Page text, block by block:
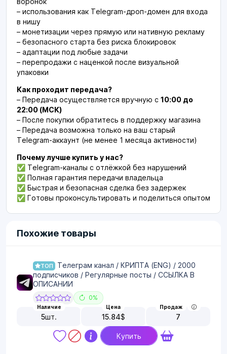
– использования как Telegram-дроп-домен для входа
в нишу
– монетизации через прямую или нативную рекламу
– безопасного старта без риска блокировок
– адаптации под любые задачи
– перепродажи с наценкой после визуальной
упаковки
Как проходит передача?
– Передача осуществляется вручную с 10:00 до
22:00 (МСК)
– После покупки обратитесь в поддержку магазина
– Передача возможна только на ваш старый
Telegram-аккаунт (не менее 1 месяца активности)
Почему лучше купить у нас?
✅ Telegram-каналы с отлёжкой без нарушений
✅ Полная гарантия передачи владельца
✅ Быстрая и безопасная сделка без задержек
✅ Готовы проконсультировать и поделиться опытом
Похожие товары
ТОП
Телеграм канал / КРИПТА (ENG) / 2000
подписчиков / Регулярные посты / ССЫЛКА В
ОПИСАНИИ
0%
Наличие
5шт.
Цена
15.84$
Продаж
7
Купить